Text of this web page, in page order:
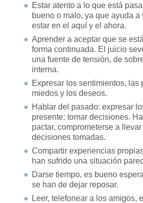
Estar atento a lo que está
bueno o malo, ya que ayuda a
estar en el aquí y el ahora.
Aprender a aceptar que se
forma continuada. El juicio
una fuente de tensión, de
interna.
Expresar los sentimientos, las
miedos y los deseos.
Hablar del pasado: expresar
presente: tomar decisiones.
pactar, comprometerse a
decisiones tomadas.
Compartir experiencias
han sufrido una situación
Darse tiempo, es bueno
se han de dejar reposar.
Leer, telefonear a los amigos,